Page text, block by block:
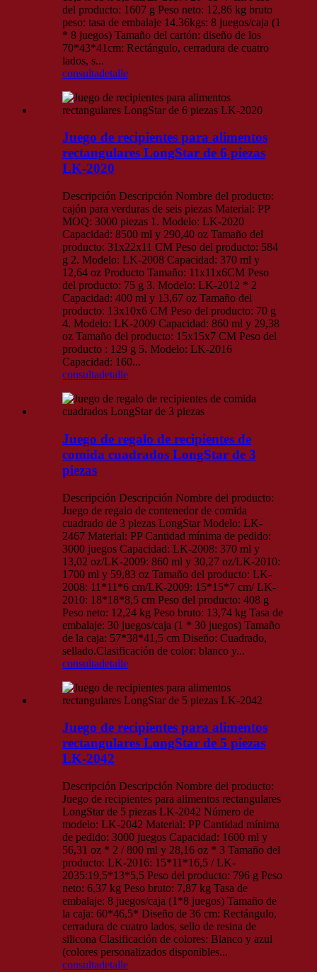
del producto: 1607 g Peso neto: 12,86 kg bruto
peso: tasa de embalaje 14.36kgs: 8 juegos/caja (1
* 8 juegos) Tamaño del cartón: diseño de los
70*43*41cm: Rectángulo, cerradura de cuatro
lados, s...
consultadetalle
Juego de recipientes para alimentos
rectangulares LongStar de 6 piezas
LK-2020
Descripción Descripción Nombre del producto:
cajón para verduras de seis piezas Material: PP
MOQ: 3000 piezas 1. Modelo: LK-2020
Capacidad: 8500 ml y 290,40 oz Tamaño del
producto: 31x22x11 CM Peso del producto: 584
g 2. Modelo: LK-2008 Capacidad: 370 ml y
12,64 oz Producto Tamaño: 11x11x6CM Peso
del producto: 75 g 3. Modelo: LK-2012 * 2
Capacidad: 400 ml y 13,67 oz Tamaño del
producto: 13x10x6 CM Peso del producto: 70 g
4. Modelo: LK-2009 Capacidad: 860 ml y 29,38
oz Tamaño del producto: 15x15x7 CM Peso del
producto : 129 g 5. Modelo: LK-2016
Capacidad: 160...
consultadetalle
Juego de regalo de recipientes de
comida cuadrados LongStar de 3
piezas
Descripción Descripción Nombre del producto:
Juego de regalo de contenedor de comida
cuadrado de 3 piezas LongStar Modelo: LK-
2467 Material: PP Cantidad mínima de pedido:
3000 juegos Capacidad: LK-2008: 370 ml y
13,02 oz/LK-2009: 860 ml y 30,27 oz/LK-2010:
1700 ml y 59,83 oz Tamaño del producto: LK-
2008: 11*11*6 cm/LK-2009: 15*15*7 cm/ LK-
2010: 18*18*8,5 cm Peso del producto: 408 g
Peso neto: 12,24 kg Peso bruto: 13,74 kg Tasa de
embalaje: 30 juegos/caja (1 * 30 juegos) Tamaño
de la caja: 57*38*41,5 cm Diseño: Cuadrado,
sellado.Clasificación de color: blanco y...
consultadetalle
Juego de recipientes para alimentos
rectangulares LongStar de 5 piezas
LK-2042
Descripción Descripción Nombre del producto:
Juego de recipientes para alimentos rectangulares
LongStar de 5 piezas LK-2042 Número de
modelo: LK-2042 Material: PP Cantidad mínima
de pedido: 3000 juegos Capacidad: 1600 ml y
56,31 oz * 2 / 800 ml y 28,16 oz * 3 Tamaño del
producto: LK-2016: 15*11*16,5 / LK-
2035:19,5*13*5,5 Peso del producto: 796 g Peso
neto: 6,37 kg Peso bruto: 7,87 kg Tasa de
embalaje: 8 juegos/caja (1*8 juegos) Tamaño de
la caja: 60*46,5* Diseño de 36 cm: Rectángulo,
cerradura de cuatro lados, sello de resina de
silicona Clasificación de colores: Blanco y azul
(colores personalizados disponibles...
consultadetalle